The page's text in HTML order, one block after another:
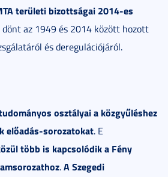
területi bizottságai 2014-es
dönt az 1949 és 2014 között hozott
és deregulációjáról.
osztályai a közgyűléshez
előadás-sorozatokat. E
több is kapcsolódik a Fény
.A Szegedi